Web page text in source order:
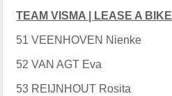
TEAM VISMA | LEASE A BIKE
51 VEENHOVEN Nienke
52 VAN AGT Eva
53 REIJNHOUT Rosita